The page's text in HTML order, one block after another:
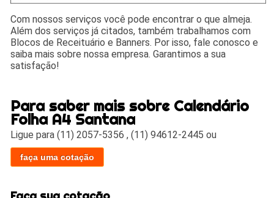
Com nossos serviços você pode encontrar o que almeja.
Além dos serviços já citados, também trabalhamos com
Blocos de Receituário e Banners. Por isso, fale conosco e
saiba mais sobre nossa empresa. Garantimos a sua
satisfação!
Para saber mais sobre Calendário
Folha A4 Santana
Ligue para(11) 2057-5356 ,(11) 94612-2445 ou
faça uma cotação